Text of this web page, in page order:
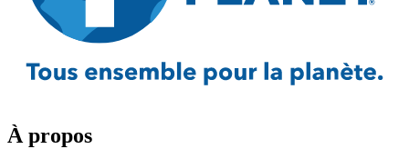
À propos